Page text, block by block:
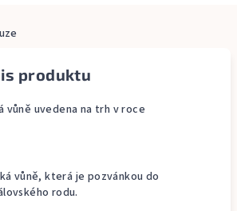
produktu
vůně uvedena na trh v roce
vůně, která je pozvánkou do
rodu.